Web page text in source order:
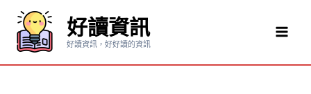
要
好讀資訊
好讀資訊，好好讀的資訊